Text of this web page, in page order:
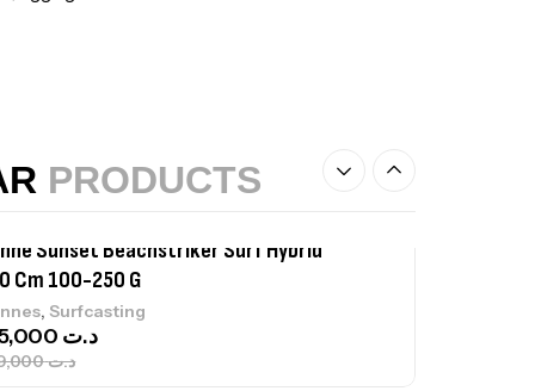
PRODUCTS
Sunset Secret Cove 450 Cm 100
G
, Surfcasting
د.ت768,000
د.ت692,000